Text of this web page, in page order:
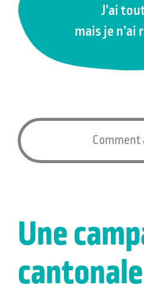
J’ai
mais je
Comment
Une
cantonale